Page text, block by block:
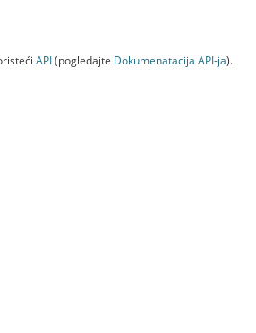
API(pogledajte Dokumenаtаcijа API-jа).